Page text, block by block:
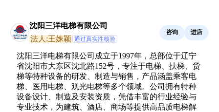
沈阳三洋电梯有限公司
法人:王姝颖 通过真实性核验
咨询 进店
沈阳三洋电梯有限公司成立于1997年，总部位于辽宁
省沈阳市大东区沈北路152号，专注于电梯、扶梯、货
梯等特种设备的研发、制造与销售，产品涵盖乘客电
梯、医用电梯、观光电梯等多个领域。公司拥有特种
设备设计、制造及安装资质，凭借丰富的行业经验与
专业技术，为建筑、酒店、商场等提供高品质电梯解